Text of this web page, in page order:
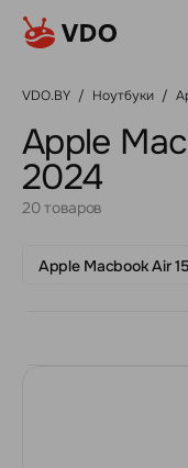
VDO.BY / Ноутбуки /
Apple
2024
20 товаров
Apple Macbook Air